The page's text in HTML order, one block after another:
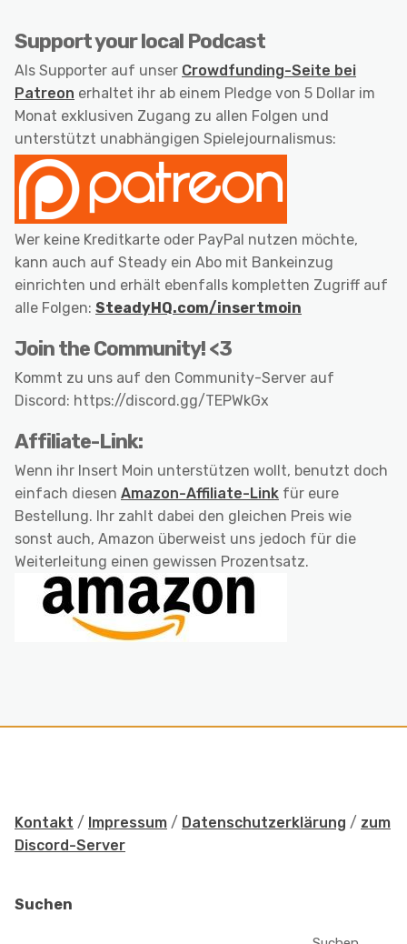
Support your local Podcast
Als Supporter auf unser Crowdfunding-Seite bei
Patreon erhaltet ihr ab einem Pledge von 5 Dollar im
Monat exklusiven Zugang zu allen Folgen und
unterstützt unabhängigen Spielejournalismus:
Wer keine Kreditkarte oder PayPal nutzen möchte,
kann auch auf Steady ein Abo mit Bankeinzug
einrichten und erhält ebenfalls kompletten Zugriff auf
alle Folgen: SteadyHQ.com/insertmoin
Join the Community! <3
Kommt zu uns auf den Community-Server auf
Discord: https://discord.gg/TEPWkGx
Affiliate-Link:
Wenn ihr Insert Moin unterstützen wollt, benutzt doch
einfach diesen Amazon-Affiliate-Link für eure
Bestellung. Ihr zahlt dabei den gleichen Preis wie
sonst auch, Amazon überweist uns jedoch für die
Weiterleitung einen gewissen Prozentsatz.
Kontakt / Impressum / Datenschutzerklärung / zum
Discord-Server
Suchen